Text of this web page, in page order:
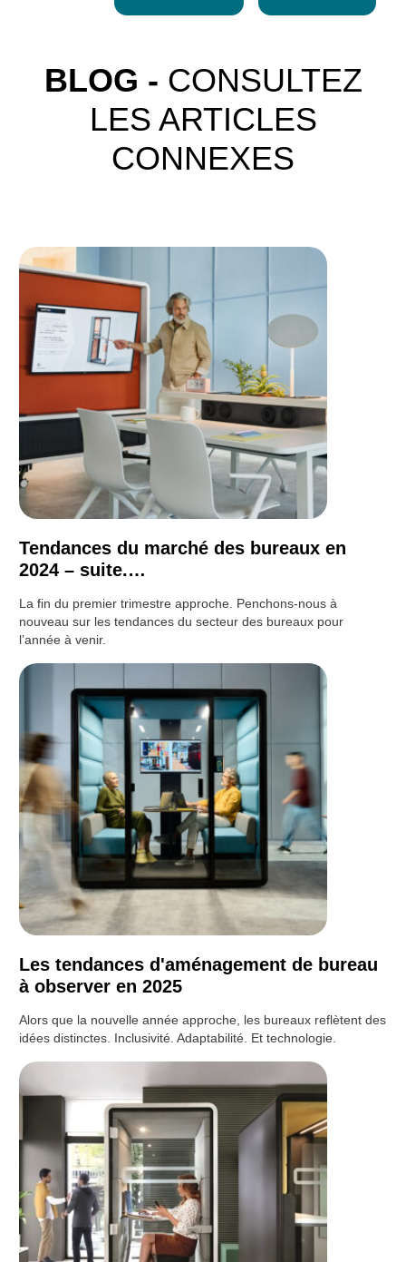
BLOG - CONSULTEZ
LES ARTICLES
CONNEXES
Tendances du marché des bureaux en
2024 – suite.…
La fin du premier trimestre approche. Penchons-nous à
nouveau sur les tendances du secteur des bureaux pour
l’année à venir.
Les tendances d'aménagement de bureau
à observer en 2025
Alors que la nouvelle année approche, les bureaux reflètent des
idées distinctes. Inclusivité. Adaptabilité. Et technologie.